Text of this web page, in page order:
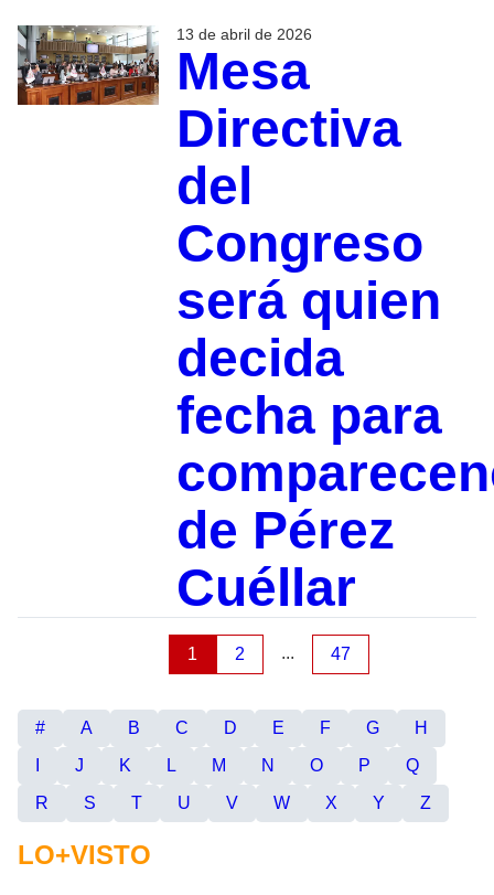
13 de abril de 2026
Mesa
Directiva
del
Congreso
será quien
decida
fecha para
de Pérez
Cuéllar
1 2 ... 47
# A B C D E F G
H
J K L M N O P
Q
R
S T U V W X Y Z
LO+VISTO